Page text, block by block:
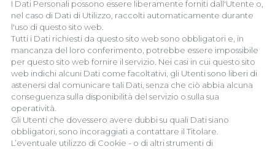
I Dati Personali possono essere liberamente forniti dall'Utente o,
nel caso di Dati di Utilizzo, raccolti automaticamente durante
l'uso di questo sito web.
Tutti i Dati richiesti da questo sito web sono obbligatori e, in
mancanza del loro conferimento, potrebbe essere impossibile
per questo sito web fornire il servizio. Nei casi in cui questo sito
web indichi alcuni Dati come facoltativi, gli Utenti sono liberi di
astenersi dal comunicare tali Dati, senza che ciò abbia alcuna
conseguenza sulla disponibilità del servizio o sulla sua
operatività.
Gli Utenti che dovessero avere dubbi su quali Dati siano
obbligatori, sono incoraggiati a contattare il Titolare.
L’eventuale utilizzo di Cookie - o di altri strumenti di